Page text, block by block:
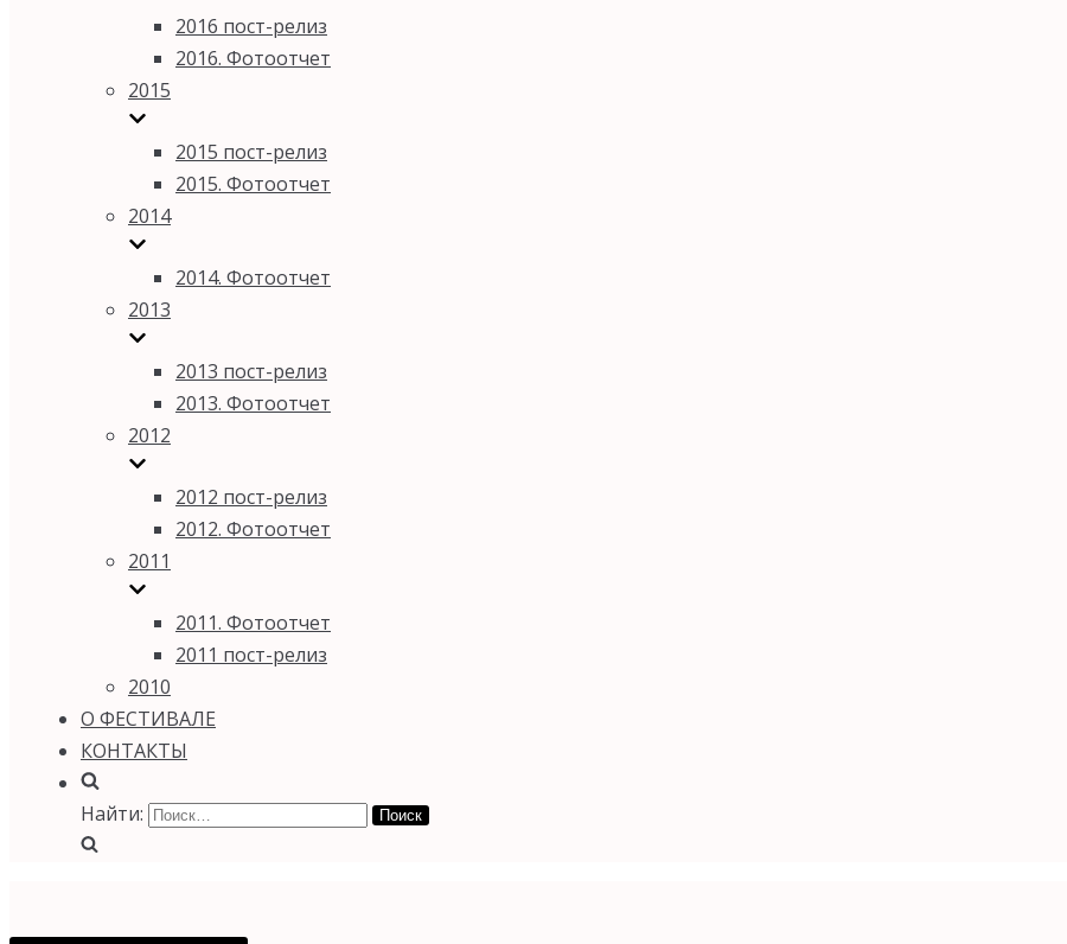
2016 пост-релиз
2016. Фотоотчет
2015
2015 пост-релиз
2015. Фотоотчет
2014
2014. Фотоотчет
2013
2013 пост-релиз
2013. Фотоотчет
2012
2012 пост-релиз
2012. Фотоотчет
2011
2011. Фотоотчет
2011 пост-релиз
2010
О ФЕСТИВАЛЕ
КОНТАКТЫ
Найти: